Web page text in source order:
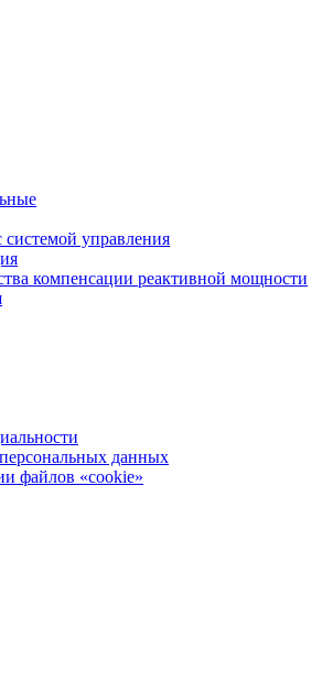
системой управления
компенсации реактивной мощности
данных
файлов «cookie»